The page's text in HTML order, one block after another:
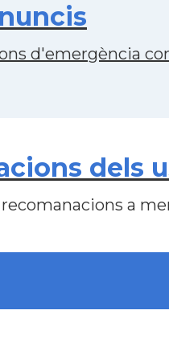
d'emergència
dels
a